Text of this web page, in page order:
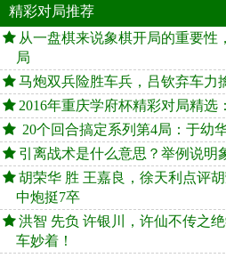
精彩对局推荐
从一盘棋来说象棋开局的重要性
局
马炮双兵险胜车兵，吕钦弃车力
2016年重庆学府杯精彩对局精选
20个回合搞定系列第4局：于幼
引离战术是什么意思？举例说明
胡荣华 胜 王嘉良，徐天利点评
中炮挺7卒
洪智 先负 许银川，许仙不传之
车妙着！